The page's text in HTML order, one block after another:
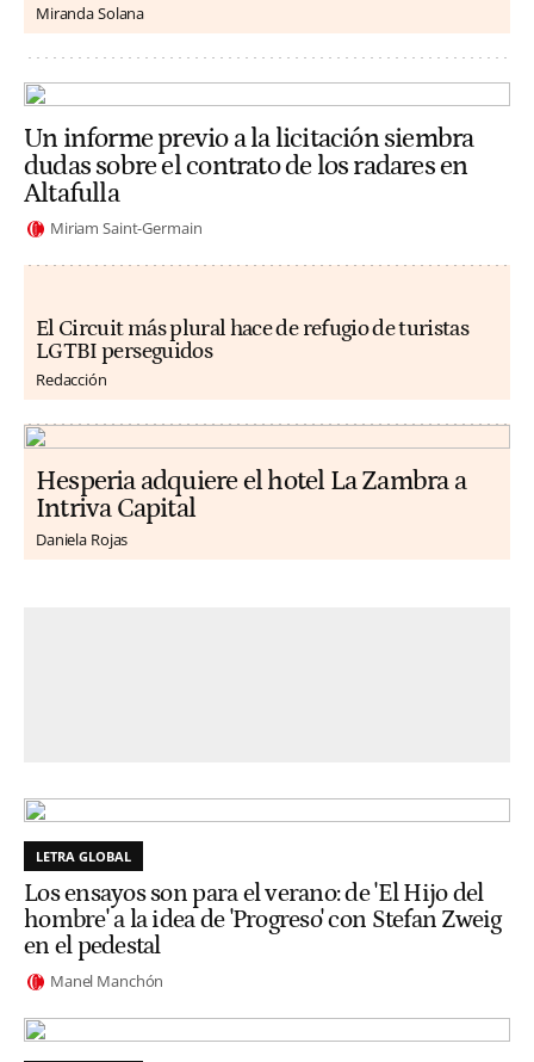
Miranda Solana
Un informe previo a la licitación siembra
dudas sobre el contrato de los radares en
Altafulla
Miriam Saint-Germain
El Circuit más plural hace de refugio de turistas
LGTBI perseguidos
Redacción
Hesperia adquiere el hotel La Zambra a
Intriva Capital
Daniela Rojas
LETRA GLOBAL
Los ensayos son para el verano: de 'El Hijo del
hombre' a la idea de 'Progreso' con Stefan Zweig
en el pedestal
Manel Manchón